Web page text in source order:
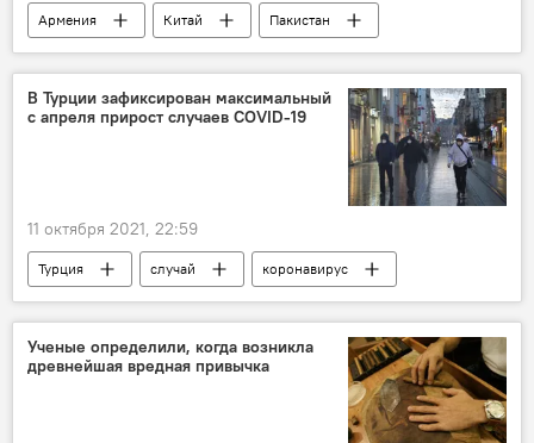
Армения Китай
Пакистан
Индия
коммуникации
Аналитика
Иран
В Турции зафиксирован максимальный
с апреля прирост случаев COVID-19
11 октября 2021, 22:59
Турция случай
коронавирус
рост
Ученые определили, когда возникла
древнейшая вредная привычка